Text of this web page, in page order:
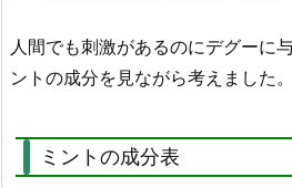
人間でも刺激があるのにデグーに
ントの成分を見ながら考えました。
ミントの成分表